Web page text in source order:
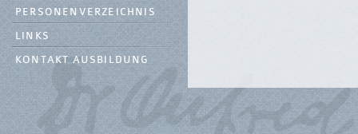
PERSONENVERZEICHNIS
LINKS
KONTAKT AUSBILDUNG